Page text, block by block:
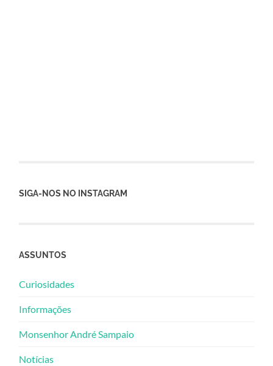
SIGA-NOS NO INSTAGRAM
ASSUNTOS
Curiosidades
Informações
Monsenhor André Sampaio
Notícias